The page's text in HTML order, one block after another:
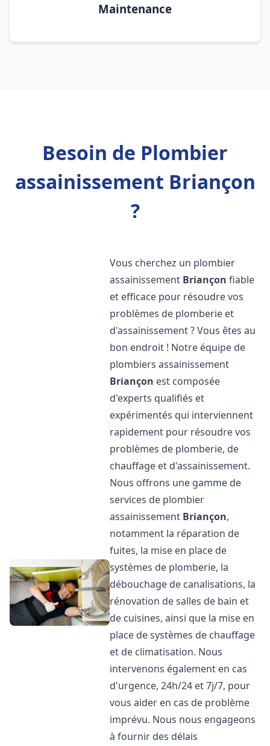
Maintenance
Besoin de Plombier
assainissement Briançon
?
Vous cherchez un plombier
assainissement Briançon fiable
et efficace pour résoudre vos
problèmes de plomberie et
d'assainissement ? Vous êtes au
bon endroit ! Notre équipe de
plombiers assainissement
Briançon est composée
d'experts qualifiés et
expérimentés qui interviennent
rapidement pour résoudre vos
problèmes de plomberie, de
chauffage et d'assainissement.
Nous offrons une gamme de
services de plombier
assainissement Briançon,
notamment la réparation de
fuites, la mise en place de
systèmes de plomberie, la
débouchage de canalisations, la
rénovation de salles de bain et
de cuisines, ainsi que la mise en
place de systèmes de chauffage
et de climatisation. Nous
intervenons également en cas
d'urgence, 24h/24 et 7j/7, pour
vous aider en cas de problème
imprévu. Nous nous engageons
à fournir des délais